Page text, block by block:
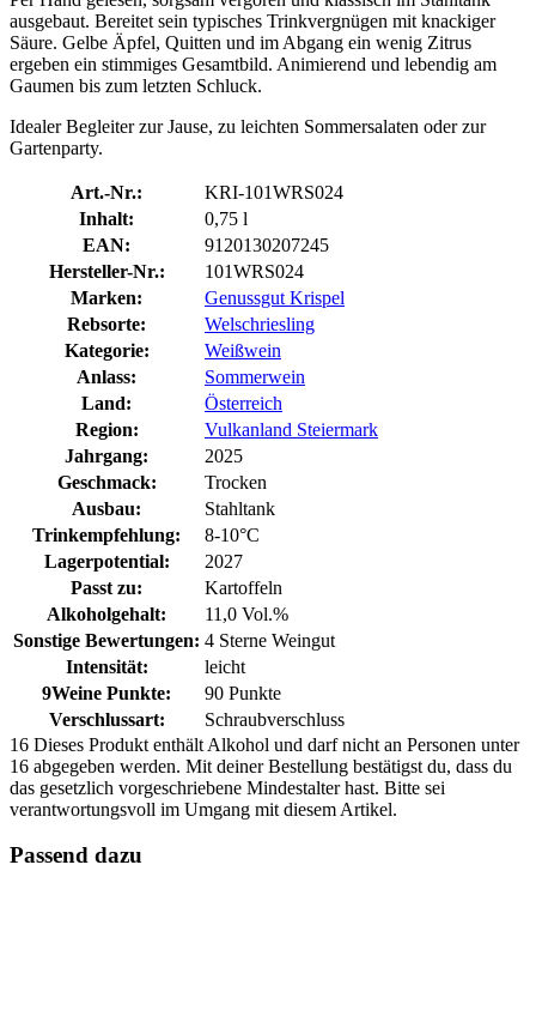
ausgebaut. Bereitet sein typisches Trinkvergnügen mit knackiger
Säure. Gelbe Äpfel, Quitten und im Abgang ein wenig Zitrus
ergeben ein stimmiges Gesamtbild. Animierend und lebendig am
Gaumen bis zum letzten Schluck.
Idealer Begleiter zur Jause, zu leichten Sommersalaten oder zur
Gartenparty.
Art.-Nr.:
KRI-101WRS024
Inhalt:
0,75 l
EAN:
9120130207245
Hersteller-Nr.:
101WRS024
Marken:
Genussgut Krispel
Rebsorte:
Welschriesling
Kategorie:
Weißwein
Anlass:
Sommerwein
Land:
Österreich
Region:
Vulkanland Steiermark
Jahrgang:
2025
Geschmack:
Trocken
Ausbau:
Stahltank
Trinkempfehlung:
8-10°C
Lagerpotential:
2027
Passt zu:
Kartoffeln
Alkoholgehalt:
11,0 Vol.%
Sonstige Bewertungen: 4 Sterne Weingut
Intensität:
leicht
9Weine Punkte:
90 Punkte
Verschlussart:
Schraubverschluss
16 Dieses Produkt enthält Alkohol und darf nicht an Personen unter
16 abgegeben werden. Mit deiner Bestellung bestätigst du, dass du
das gesetzlich vorgeschriebene Mindestalter hast. Bitte sei
verantwortungsvoll im Umgang mit diesem Artikel.
Passend dazu